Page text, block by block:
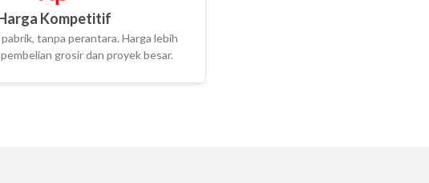
Kompetitif
tanpa perantara. Harga lebih
grosir dan proyek besar.